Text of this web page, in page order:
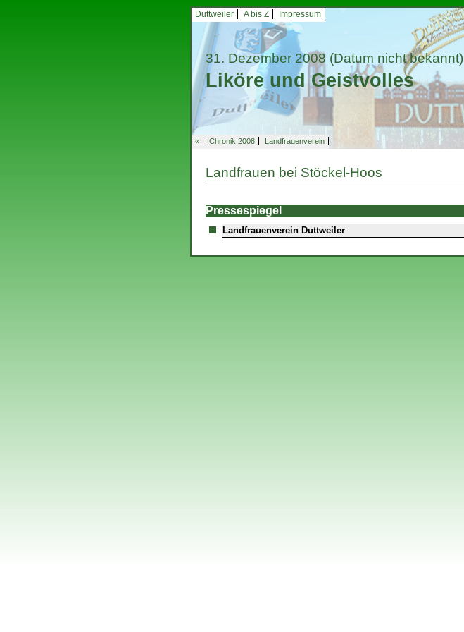
Duttweiler A bis Z Impressum
31. Dezember 2008 (Datum nicht bekannt)
Liköre und Geistvolles
« Chronik 2008 Landfrauenverein
Landfrauen bei Stöckel-Hoos
Pressespiegel
Landfrauenverein Duttweiler